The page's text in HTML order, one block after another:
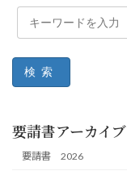
検索
要請書アーカイブ
要請書 2026